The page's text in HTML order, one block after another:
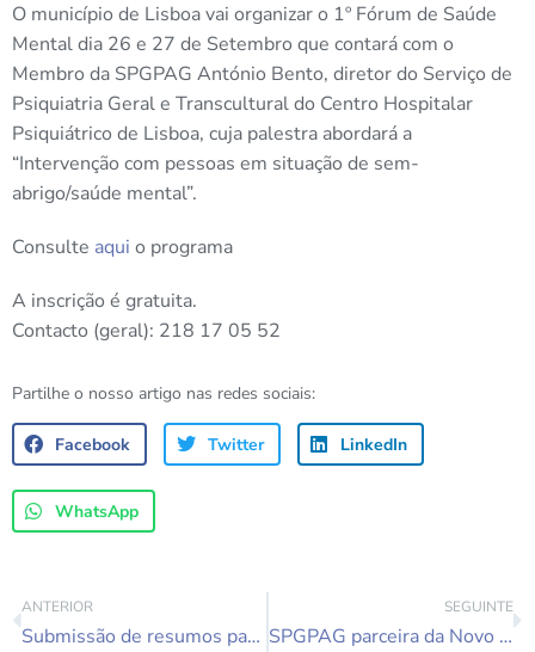
O município de Lisboa vai organizar o 1º Fórum de Saúde
Mental dia 26 e 27 de Setembro que contará com o
Membro da SPGPAG António Bento, diretor do Serviço de
Psiquiatria Geral e Transcultural do Centro Hospitalar
Psiquiátrico de Lisboa, cuja palestra abordará a
“Intervenção com pessoas em situação de sem-
abrigo/saúde mental”.
Consulte aqui o programa
A inscrição é gratuita.
Contacto (geral): 218 17 05 52
Partilhe o nosso artigo nas redes sociais:
Facebook Twitter LinkedIn
WhatsApp
ANTERIOR
Submissão de resumos para comunicações XVIII Congresso Nacional SPGPAG
SEGUINTE
SPGPAG parceira da Novo Futuro